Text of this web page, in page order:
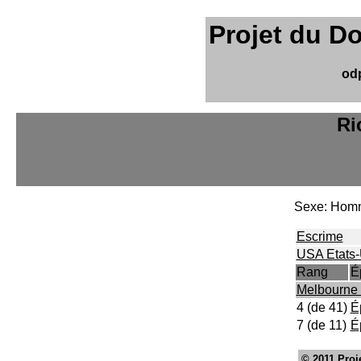
Projet du
Sexe:
Escrime
USA
Rang
Melbourne
4 (de 41)
7 (de 11)